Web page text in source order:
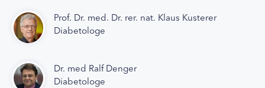
Prof. Dr. med. Dr. rer. nat. Klaus Kusterer
Diabetologe
Dr. med Ralf Denger
Diabetologe